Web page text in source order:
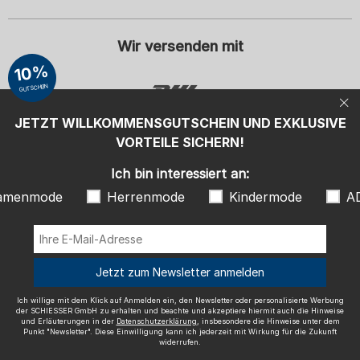
Wir versenden mit
Mehr Informationen zu unseren Bewertungen
Impressum AGB Widerrufsrecht
Datenschutz
Barrierefreiheit
© SCHIESSER 2026.
JETZT WILLKOMMENSGUTSCHEIN UND EXKLUSIVE
VORTEILE SICHERN!
10%
GUTSCHEIN
Ich bin interessiert an:
Herrenmode Kindermode
Jetzt zum Newsletter anmelden
Ich willige mit dem Klick auf Anmelden ein, den Newsletter oder personalisierte Werbung
der SCHIESSER GmbH zu erhalten und beachte und akzeptiere hiermit auch die Hinweise
und Erläuterungen in der Datenschutzerklärung , insbesondere die Hinweise unter dem
Punkt "Newsletter". Diese Einwilligung kann ich jederzeit mit Wirkung für die Zukunft
widerrufen.